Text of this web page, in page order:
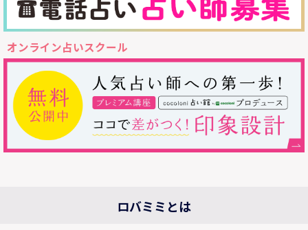
オンライン占いスクール
ロバミミとは